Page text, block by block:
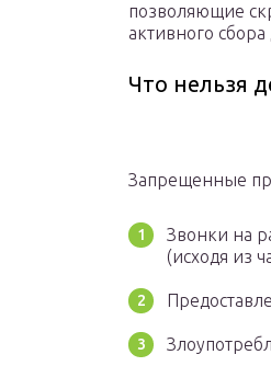
позволяющие
активного сбора
Что нельзя
Запрещенные
Звонки на
(исходя из